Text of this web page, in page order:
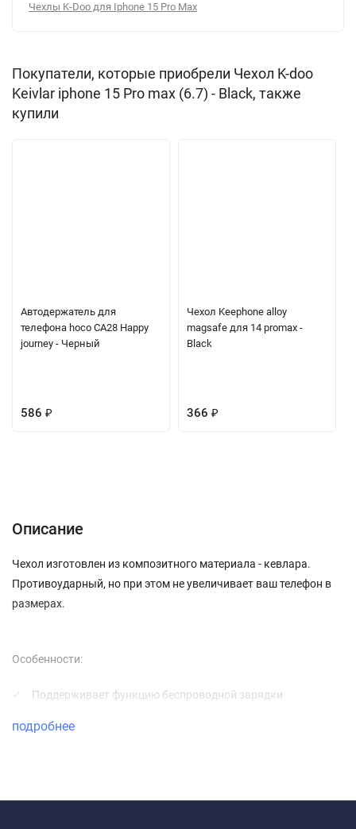
Чехлы K-Doo для Iphone 15 Pro Max
Покупатели, которые приобрели Чехол K-doo
Keivlar iphone 15 Pro max (6.7) - Black, также
купили
Автодержатель для
телефона hoco CA28 Happy
journey - Черный
586 ₽
Чехол Keephone alloy
magsafe для 14 promax -
Black
366 ₽
Описание
Чехол изготовлен из композитного материала - кевлара.
Противоударный, но при этом не увеличивает ваш телефон в
размерах.
Особенности:
Поддерживает функцию беспроводной зарядки
Имеет гладкое покрытие и эргономичную форму,
Яркие сочные цвета дерзко раскрасят серую зиму, а летом
подробнее